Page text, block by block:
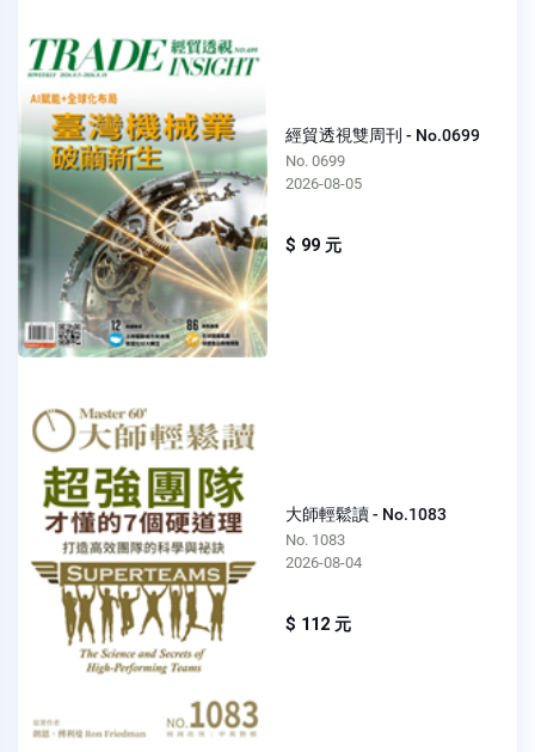
經貿透視雙周刊 - No.0699
No. 0699
2026-08-05
$ 99 元
大師輕鬆讀 - No.1083
No. 1083
2026-08-04
$ 112 元